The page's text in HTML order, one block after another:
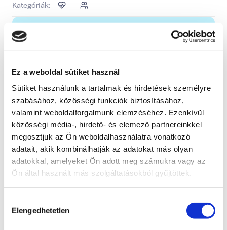
Ez a weboldal sütiket használ
Sütiket használunk a tartalmak és hirdetések személyre
szabásához, közösségi funkciók biztosításához,
valamint weboldalforgalmunk elemzéséhez. Ezenkívül
közösségi média-, hirdető- és elemező partnereinkkel
megosztjuk az Ön weboldalhasználatra vonatkozó
adatait, akik kombinálhatják az adatokat más olyan
adatokkal, amelyeket Ön adott meg számukra vagy az
Ön által használt más szolgáltatásokból gyűjtöttek.
kiválasztása
Elengedhetetlen
Kategóriák:
Engem is érint ez a probléma
Ezzel tudod jelezni, hogy ez a probléma rád is
Támogatom
A problémára adott válasz
Radnai Márk
A TISZA alelnöke, Országgyűlési képviselő,
Kormánybiztos
Teljes állapot lista megnyitása
A probléma megoldásához csatolt dokumentum(ok):